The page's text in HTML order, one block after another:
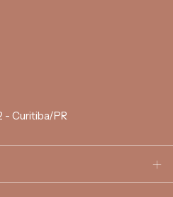
- Curitiba/PR